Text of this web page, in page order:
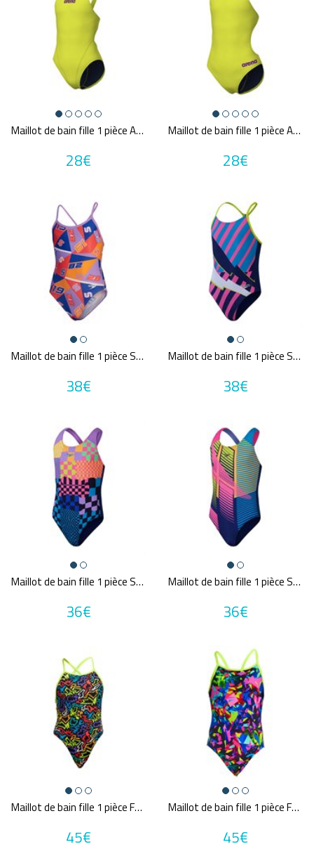
Maillot de bain fille 1 pièce ARENA GIRL'S TEAM SWIMSUIT SWIM TECH SOLID
28€
Maillot de bain fille 1 pièce ARENA GIRL'S TEAM SWIMSUIT CHALLENGE SOLID
28€
Maillot de bain fille 1 pièce SPEEDO ECO+ ALLOVER VBACK RED/BLU
38€
Maillot de bain fille 1 pièce SPEEDO ECO+ PLACEMENT LANE LINE BACK BLU/PIN
38€
Maillot de bain fille 1 pièce SPEEDO ECO+ PLACEMENT SPLASHBACK NAV/PUR
36€
Maillot de bain fille 1 pièce SPEEDO ECO+ PLACEMENT SPLASHBACK NAV/PIN
36€
Maillot de bain fille 1 pièce FUNKITA Funk Me
45€
Maillot de bain fille 1 pièce FUNKITA Destroyer
45€